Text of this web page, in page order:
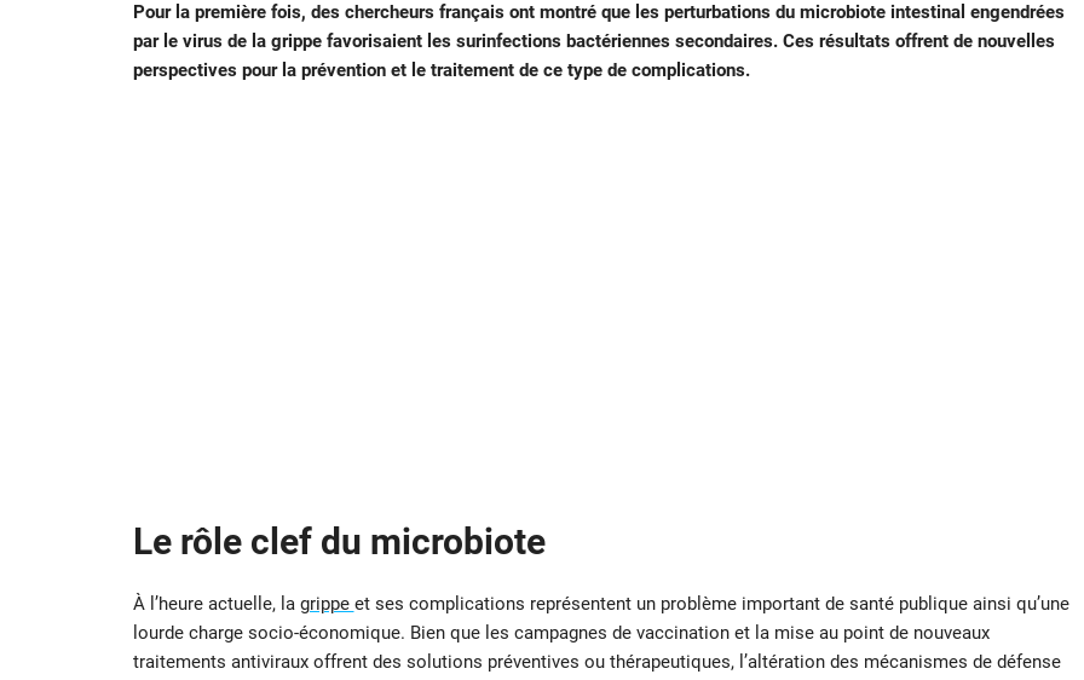
Pour la première fois, des chercheurs français ont montré que les perturbations du microbiote intestinal engendrées
par le virus de la grippe favorisaient les surinfections bactériennes secondaires. Ces résultats offrent de nouvelles
perspectives pour la prévention et le traitement de ce type de complications.
Le rôle clef du microbiote
À l’heure actuelle, la grippe et ses complications représentent un problème important de santé publique ainsi qu’une
lourde charge socio-économique. Bien que les campagnes de vaccination et la mise au point de nouveaux
traitements antiviraux offrent des solutions préventives ou thérapeutiques, l’altération des mécanismes de défense